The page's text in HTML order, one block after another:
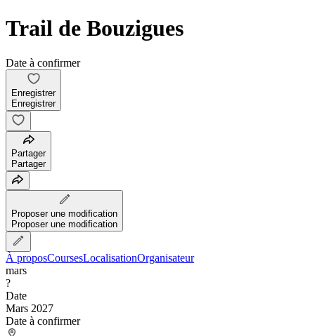
Trail de Bouzigues
Date à confirmer
Enregistrer
Enregistrer
Partager
Partager
Proposer une modification
Proposer une modification
À proposCoursesLocalisationOrganisateur
mars
?
Date
Mars 2027
Date à confirmer